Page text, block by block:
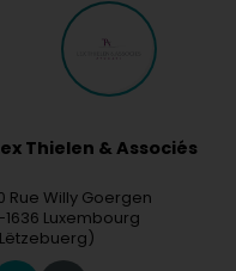
Thielen & Associés
Rue Willy Goergen
1636 Luxembourg